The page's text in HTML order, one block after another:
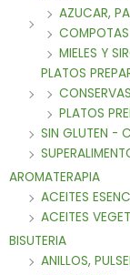
AZUCAR,
COMPOTAS
MIELES Y
PLATOS
PLATOS
SIN GLUTEN -
AROMATERAPIA
ACEITES
ACEITES
BISUTERIA
ANILLOS,